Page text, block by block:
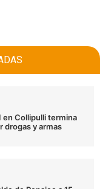
en Collipulli termina
drogas y armas